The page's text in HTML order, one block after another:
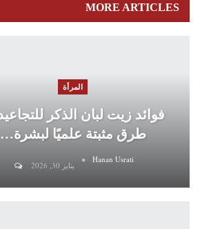
MORE ARTICLES
المرأة
طرق مثبتة علميًا لبشرة…
Hanan Usrati
يناير 30, 2026